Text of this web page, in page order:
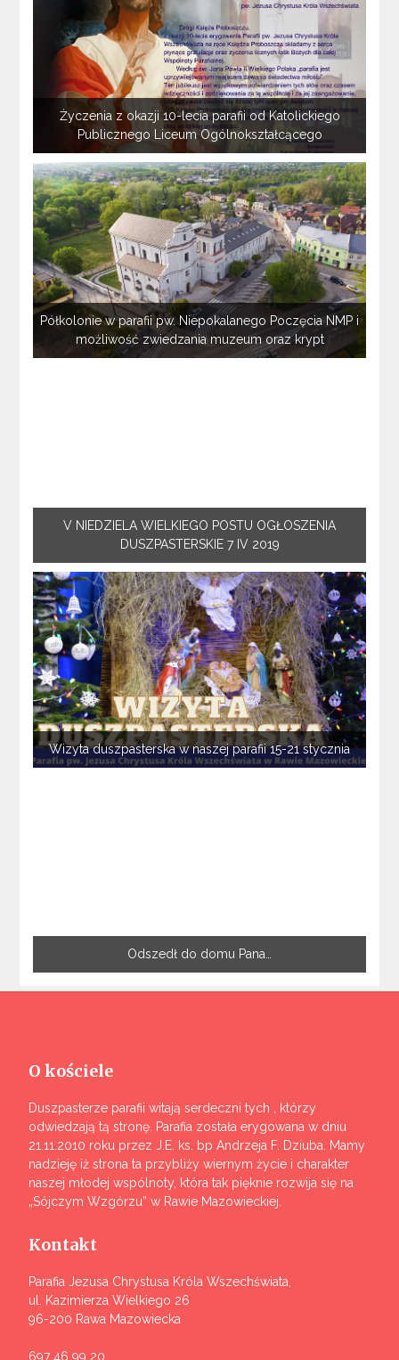
Życzenia z okazji 10-lecia parafii od Katolickiego
Publicznego Liceum Ogólnokształcącego
Półkolonie w parafii pw. Niepokalanego Poczęcia NMP i
możliwość zwiedzania muzeum oraz krypt
V NIEDZIELA WIELKIEGO POSTU OGŁOSZENIA
DUSZPASTERSKIE 7 IV 2019
Wizyta duszpasterska w naszej parafii 15-21 stycznia
Odszedł do domu Pana…
O kościele
Duszpasterze parafii witają serdeczni tych , którzy
odwiedzają tą stronę. Parafia została erygowana w dniu
21.11.2010 roku przez J.E. ks. bp Andrzeja F. Dziuba. Mamy
nadzieję iż strona ta przybliży wiernym życie i charakter
naszej młodej wspólnoty, która tak pięknie rozwija się na
„Sójczym Wzgórzu” w Rawie Mazowieckiej.
Kontakt
Parafia Jezusa Chrystusa Króla Wszechświata,
ul. Kazimierza Wielkiego 26
96-200 Rawa Mazowiecka
697 46 99 20